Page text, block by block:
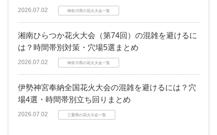
2026.07.02 神奈川県の花火大会一覧
湘南ひらつか花火大会（第74回）の混雑を避けるに
は？時間帯別対策・穴場5選まとめ
2026.07.02 神奈川県の花火大会一覧
伊勢神宮奉納全国花火大会の混雑を避けるには？穴
場4選・時間帯別立ち回りまとめ
2026.07.02 三重県の花火大会一覧